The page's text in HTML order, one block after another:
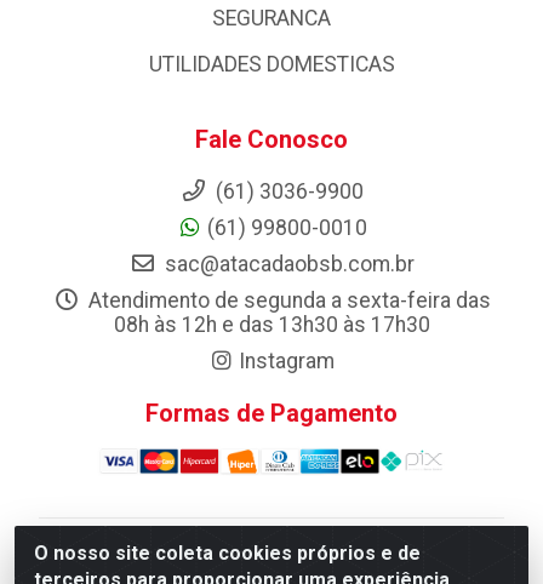
O nosso site coleta cookies próprios e de
SEGURANCA
UTILIDADES DOMESTICAS
Fale Conosco
(61) 3036-9900
(61) 99800-0010
sac@atacadaobsb.com.br
Atendimento de segunda a sexta-feira das
08h às 12h e das 13h30 às 17h30
Instagram
Formas de Pagamento
Atacadao da Limpeza F. Pereira Queiroz Comercio e